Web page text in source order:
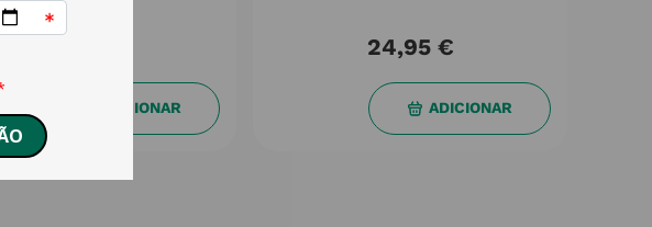
ADICIONAR
24,95 €
ADICIONAR